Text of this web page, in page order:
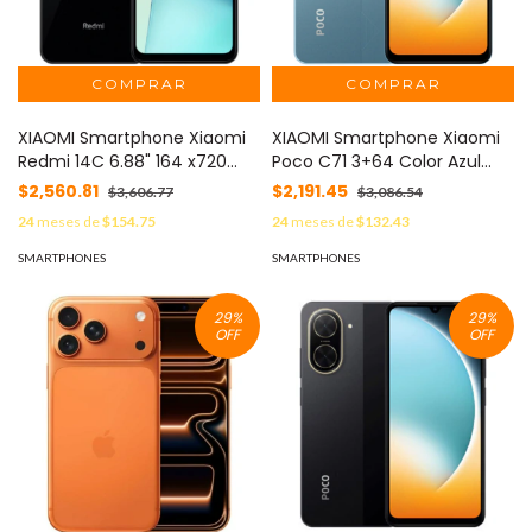
XIAOMI Smartphone Xiaomi
Redmi 14C 6.88" 164 x720
50+13MP Xiaomi HyperOS
128+4GB 5160mAh Color
Negro MOD: 58574
$2,560.81 $3,606.77
24meses de$154.75
SMARTPHONES
XIAOMI Smartphone Xiaomi
Poco C71 3+64 Color Azul
MOD: POCO C71-3+64-AZUL
$2,191.45 $3,086.54
24meses de$132.43
SMARTPHONES
29%
OFF
29%
OFF